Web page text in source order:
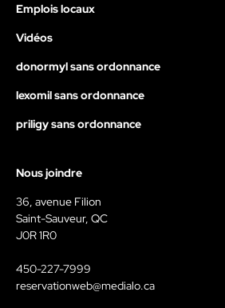
Emplois locaux
Vidéos
donormyl sans ordonnance
lexomil sans ordonnance
priligy sans ordonnance
Nous joindre
36, avenue Filion
Saint-Sauveur, QC
J0R 1R0
450-227-7999
reservationweb@medialo.ca